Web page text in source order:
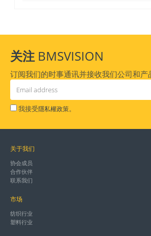
关注 BMSVISION
订阅我们的时事通讯并接收我们公司和产
我接受隱私權政策。
关于我们
协会成员
合作伙伴
联系我们
市场
纺织行业
塑料行业